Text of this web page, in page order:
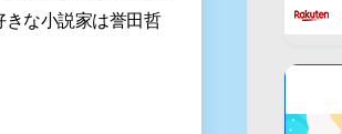
な小説家は誉田哲